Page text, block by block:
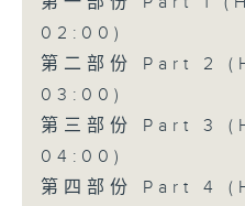
02:00)
第二部份 Part 2
03:00)
第三部份 Part 3
04:00)
第四部份 Part 4